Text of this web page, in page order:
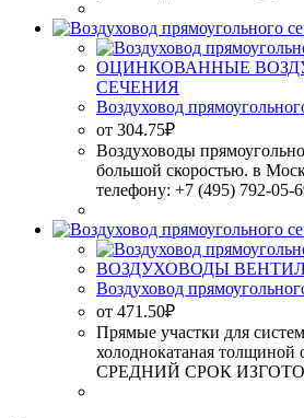
ОЦИНКОВАННЫЕ
СЕЧЕНИЯ
Воздуховод
от 304.75₽
Воздуховоды
большой скоростью. в
телефону: +7 (495)
ВОЗДУХОВОДЫ
Воздуховод
от 471.50₽
Прямые участки для
холоднокатаная
СРЕДНИЙ СРОК